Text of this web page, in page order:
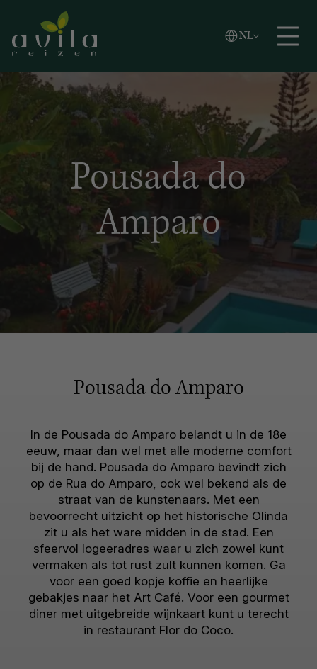
Zoeken
NL
Vlaams
English
Pousada do
Amparo
Pousada do Amparo
In de Pousada do Amparo belandt u in de 18e
eeuw, maar dan wel met alle moderne comfort
bij de hand. Pousada do Amparo bevindt zich
op de Rua do Amparo, ook wel bekend als de
straat van de kunstenaars. Met een
bevoorrecht uitzicht op het historische Olinda
zit u als het ware midden in de stad. Een
sfeervol logeeradres waar u zich zowel kunt
vermaken als tot rust zult kunnen komen. Ga
voor een goed kopje koffie en heerlijke
gebakjes naar het Art Café. Voor een gourmet
diner met uitgebreide wijnkaart kunt u terecht
in restaurant Flor do Coco.